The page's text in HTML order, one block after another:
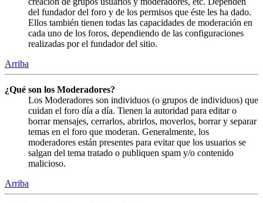
del fundador del foro y de los permisos que éste les ha dado.
Ellos también tienen todas las capacidades de moderación en
cada uno de los foros, dependiendo de las configuraciones
realizadas por el fundador del sitio.
Arriba
¿Qué son los Moderadores?
Los Moderadores son individuos (o grupos de individuos) que
cuidan el foro día a día. Tienen la autoridad para editar o
borrar mensajes, cerrarlos, abrirlos, moverlos, borrar y separar
temas en el foro que moderan. Generalmente, los
moderadores están presentes para evitar que los usuarios se
salgan del tema tratado o publiquen spam y/o contenido
malicioso.
Arriba